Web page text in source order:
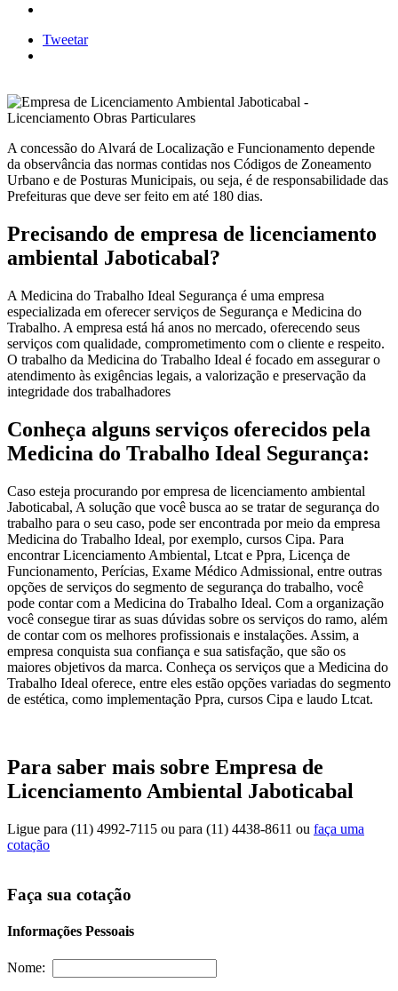
Tweetar
A concessão do Alvará de Localização e Funcionamento depende
da observância das normas contidas nos Códigos de Zoneamento
Urbano e de Posturas Municipais, ou seja, é de responsabilidade das
Prefeituras que deve ser feito em até 180 dias.
Precisando de empresa de licenciamento
ambiental Jaboticabal?
A Medicina do Trabalho Ideal Segurança é uma empresa
especializada em oferecer serviços de Segurança e Medicina do
Trabalho. A empresa está há anos no mercado, oferecendo seus
serviços com qualidade, comprometimento com o cliente e respeito.
O trabalho da Medicina do Trabalho Ideal é focado em assegurar o
atendimento às exigências legais, a valorização e preservação da
integridade dos trabalhadores
Conheça alguns serviços oferecidos pela
Medicina do Trabalho Ideal Segurança:
Caso esteja procurando por empresa de licenciamento ambiental
Jaboticabal, A solução que você busca ao se tratar de segurança do
trabalho para o seu caso, pode ser encontrada por meio da empresa
Medicina do Trabalho Ideal, por exemplo, cursos Cipa. Para
encontrar Licenciamento Ambiental, Ltcat e Ppra, Licença de
Funcionamento, Perícias, Exame Médico Admissional, entre outras
opções de serviços do segmento de segurança do trabalho, você
pode contar com a Medicina do Trabalho Ideal. Com a organização
você consegue tirar as suas dúvidas sobre os serviços do ramo, além
de contar com os melhores profissionais e instalações. Assim, a
empresa conquista sua confiança e sua satisfação, que são os
maiores objetivos da marca. Conheça os serviços que a Medicina do
Trabalho Ideal oferece, entre eles estão opções variadas do segmento
de estética, como implementação Ppra, cursos Cipa e laudo Ltcat.
Para saber mais sobre Empresa de
Licenciamento Ambiental Jaboticabal
Ligue para (11) 4992-7115 ou para (11) 4438-8611 ou faça uma
cotação
Faça sua cotação
Informações Pessoais
Nome: